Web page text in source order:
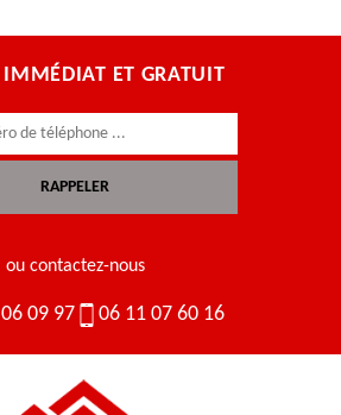
IMMÉDIAT ET GRATUIT
ou contactez-nous
09 97 06 11 07 60 16